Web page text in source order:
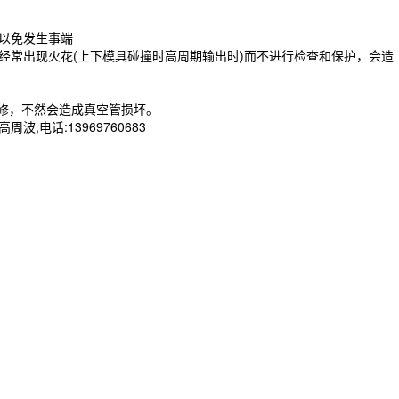
免发生事端
出现火花(上下模具碰撞时高周期输出时)而不进行检查和保护，会造
不然会造成真空管损坏。
周波,电话:13969760683